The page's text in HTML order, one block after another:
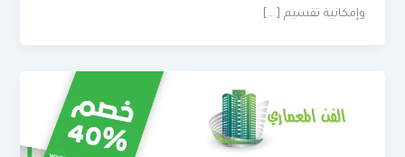
وإمكانية تقسيم […]